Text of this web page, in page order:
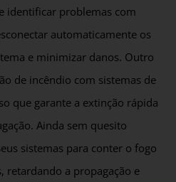
identificar problemas com
automaticamente os
e minimizar danos. Outro
de incêndio com sistemas de
que garante a extinção rápida
Ainda sem quesito
sistemas para conter o fogo
retardando a propagação e